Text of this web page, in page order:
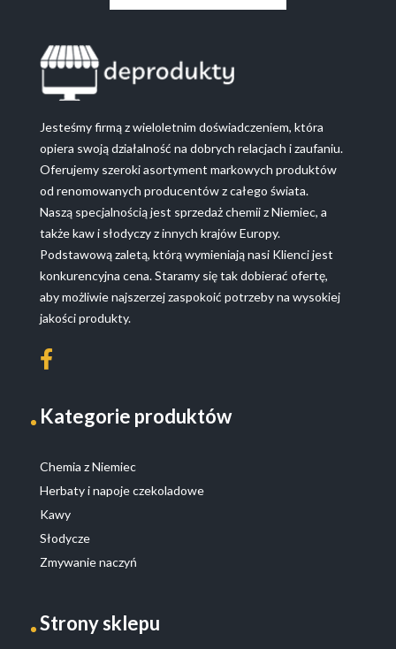
Jesteśmy firmą z wieloletnim doświadczeniem, która
opiera swoją działalność na dobrych relacjach i zaufaniu.
Oferujemy szeroki asortyment markowych produktów
od renomowanych producentów z całego świata.
Naszą specjalnością jest sprzedaż chemii z Niemiec, a
także kaw i słodyczy z innych krajów Europy.
Podstawową zaletą, którą wymieniają nasi Klienci jest
konkurencyjna cena. Staramy się tak dobierać ofertę,
aby możliwie najszerzej zaspokoić potrzeby na wysokiej
jakości produkty.
Kategorie produktów
Chemia z Niemiec
Herbaty i napoje czekoladowe
Kawy
Słodycze
Zmywanie naczyń
Strony sklepu